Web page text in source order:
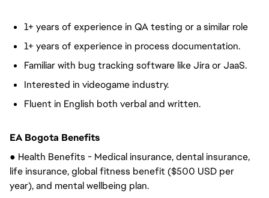
1+ years of experience in QA testing or a similar role
1+ years of experience in process documentation.
Familiar with bug tracking software like Jira or JaaS.
Interested in videogame industry.
Fluent in English both verbal and written.
EA Bogota Benefits
● Health Benefits - Medical insurance, dental insurance,
life insurance, global fitness benefit ($500 USD per
year), and mental wellbeing plan.